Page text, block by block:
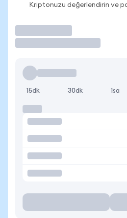
Kriptonuzu değerlendirin ve
15dk 30dk 1sa